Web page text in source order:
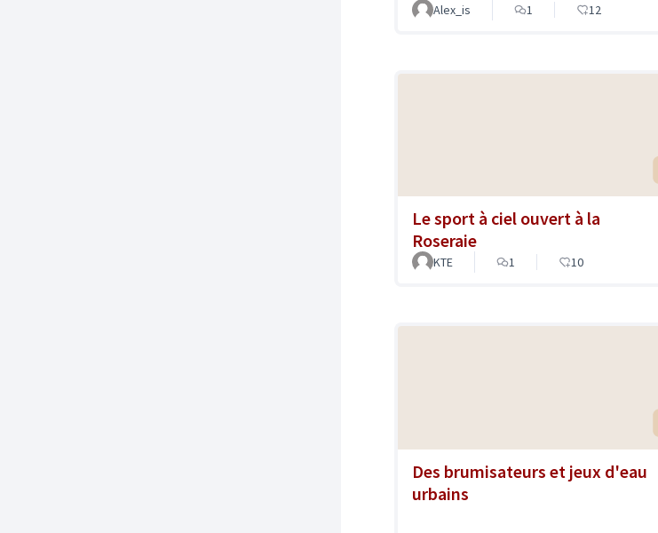
Alex_is 1 12
Le sport à ciel ouvert à la
Roseraie
KTE 1 10
Des brumisateurs et jeux d'eau
urbains